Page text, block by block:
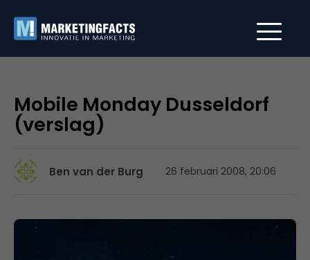
Mobile Monday Dusseldorf
(verslag)
Ben van der Burg 26 februari 2008, 20:06